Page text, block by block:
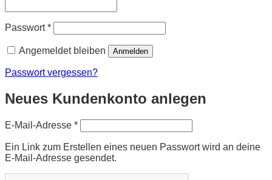
Passwort*Erforderlich
Angemeldet bleiben Anmelden
Passwort vergessen?
Neues Kundenkonto anlegen
E-Mail-Adresse *Erforderlich
Ein Link zum Erstellen eines neuen Passwort wird an deine
E-Mail-Adresse gesendet.